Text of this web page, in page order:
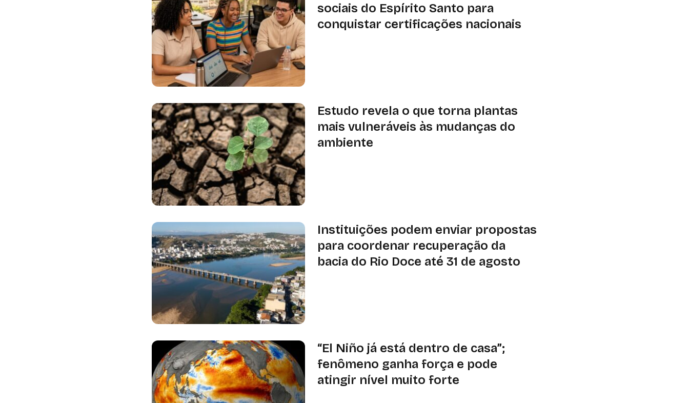
sociais do Espírito Santo para
conquistar certificações nacionais
Estudo revela o que torna plantas
mais vulneráveis às mudanças do
ambiente
Instituições podem enviar propostas
para coordenar recuperação da
bacia do Rio Doce até 31 de agosto
“El Niño já está dentro de casa”;
fenômeno ganha força e pode
atingir nível muito forte